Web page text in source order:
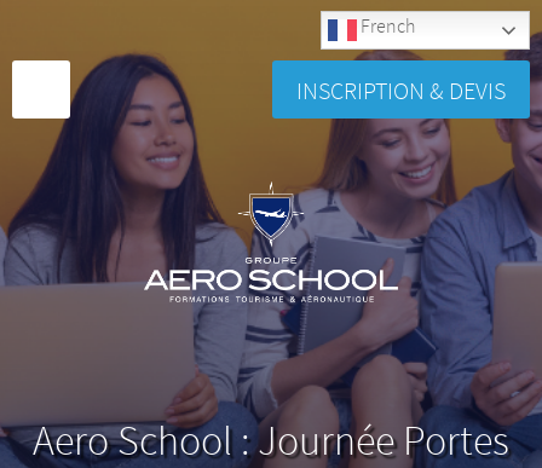
INSCRIPTION & DEVIS
Aero School : Journée Portes
French